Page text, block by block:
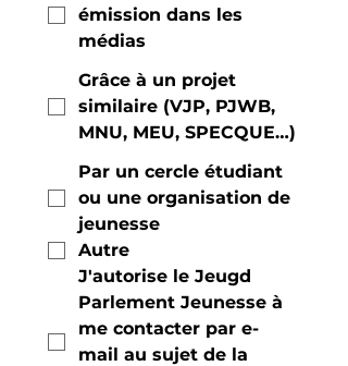
émission dans les
médias
Grâce à un projet
similaire (VJP, PJWB,
MNU, MEU, SPECQUE…)
Par un cercle étudiant
ou une organisation de
jeunesse
Autre
J'autorise le Jeugd
Parlement Jeunesse à
me contacter par e-
mail au sujet de la